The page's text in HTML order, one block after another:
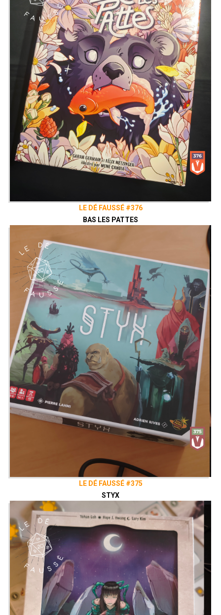
LE DÉ FAUSSÉ #376
BAS LES PATTES
LE DÉ FAUSSÉ #375
STYX